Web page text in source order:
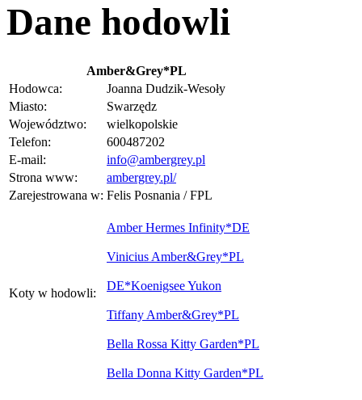
Dane hodowli
Amber&Grey*PL
Hodowca:
Joanna Dudzik-Wesoły
Miasto:
Swarzędz
Województwo:
wielkopolskie
Telefon:
600487202
E-mail:
info@ambergrey.pl
Strona www:
ambergrey.pl/
Zarejestrowana w: Felis Posnania / FPL
Koty w hodowli:
Amber Hermes Infinity*DE
Vinicius Amber&Grey*PL
DE*Koenigsee Yukon
Tiffany Amber&Grey*PL
Bella Rossa Kitty Garden*PL
Bella Donna Kitty Garden*PL